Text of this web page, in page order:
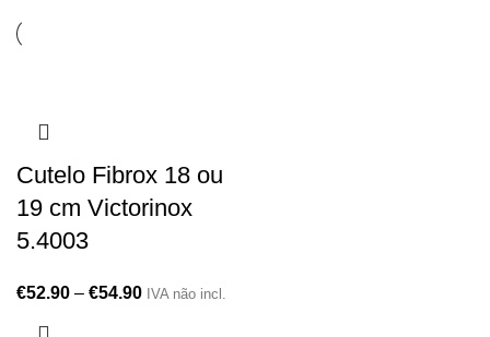
Cutelo Fibrox 18 ou
19 cm Victorinox
5.4003
€52.90 – €54.90 IVA não incl.